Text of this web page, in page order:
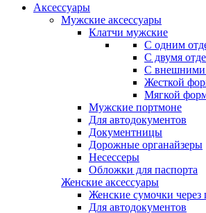
Аксессуары
Мужские аксессуары
Клатчи мужские
С одним
С двумя
С внешними
Жесткой
Мягкой
Мужские портмоне
Для автодокументов
Документницы
Дорожные органайзеры
Несессеры
Обложки для паспорта
Женские аксессуары
Женские сумочки через
Для автодокументов